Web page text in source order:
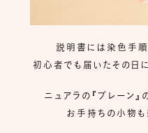
説明書には染色手順
初心者でも届いたその日
ニュアラの『プレーン』
お手持ちの小物も